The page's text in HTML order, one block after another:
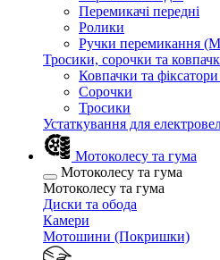
Перемикачі передні
Ролики
Ручки перемикання
Тросики, сорочки та
Ковпачки та фіксатори
Сорочки
Тросики
Устаткування для
Мотоколесу та гума
Мотоколесу та гума
Мотоколесу та гума
Диски та обода
Камери
Мотошини (Покришки)